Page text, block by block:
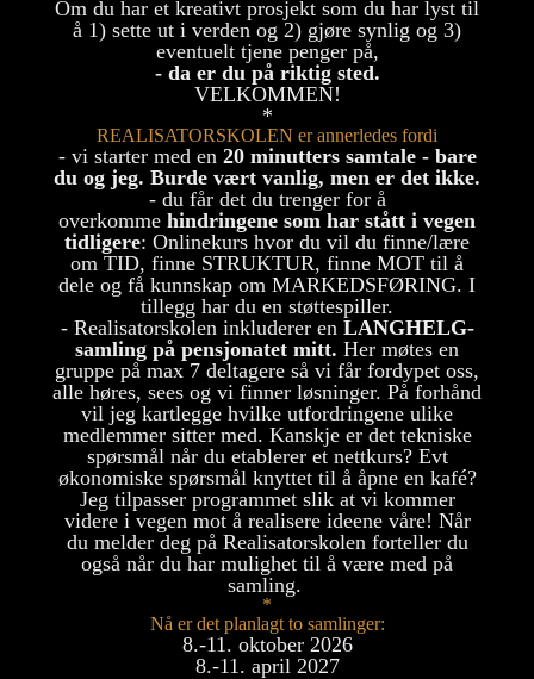
Om du har et kreativt prosjekt som du har lyst til
å 1) sette ut i verden og 2) gjøre synlig og 3)
eventuelt tjene penger på,
- da er du på riktig sted.
VELKOMMEN!
*
REALISATORSKOLEN er annerledes fordi
- vi starter med en 20 minutters samtale - bare
du og jeg. Burde vært vanlig, men er det ikke.
- du får det du trenger for å
overkomme hindringene som har stått i vegen
tidligere: Onlinekurs hvor du vil du finne/lære
om TID, finne STRUKTUR, finne MOT til å
dele og få kunnskap om MARKEDSFØRING. I
tillegg har du en støttespiller.
- Realisatorskolen inkluderer en LANGHELG-
samling på pensjonatet mitt. Her møtes en
gruppe på max 7 deltagere så vi får fordypet oss,
alle høres, sees og vi finner løsninger. På forhånd
vil jeg kartlegge hvilke utfordringene ulike
medlemmer sitter med. Kanskje er det tekniske
spørsmål når du etablerer et nettkurs? Evt
økonomiske spørsmål knyttet til å åpne en kafé?
Jeg tilpasser programmet slik at vi kommer
videre i vegen mot å realisere ideene våre! Når
du melder deg på Realisatorskolen forteller du
også når du har mulighet til å være med på
samling.
*
Nå er det planlagt to samlinger:
8.-11. oktober 2026
8.-11. april 2027